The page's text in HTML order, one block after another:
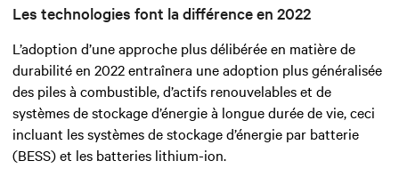
Les technologies font la différence en 2022
L’adoption d’une approche plus délibérée en matière de
durabilité en 2022 entraînera une adoption plus généralisée
des piles à combustible, d’actifs renouvelables et de
systèmes de stockage d’énergie à longue durée de vie, ceci
incluant les systèmes de stockage d’énergie par batterie
(BESS) et les batteries lithium-ion.